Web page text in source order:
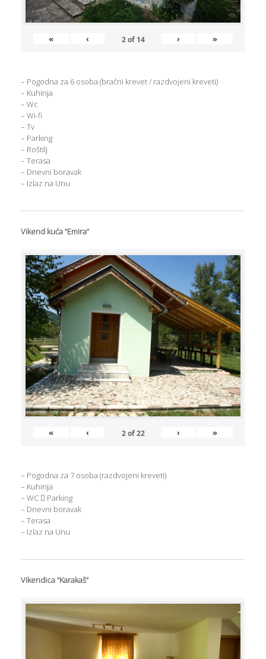
« ‹ 2of 14 › »
– Pogodna za 6 osoba (bračni krevet / razdvojeni kreveti)
– Kuhinja
– Wc
– Wi-fi
– Tv
– Parking
– Roštilj
– Terasa
– Dnevni boravak
– Izlaz na Unu
Vikend kuća “Emira”
« ‹ 2of22 › »
– Pogodna za 7 osoba (razdvojeni kreveti)
– Kuhinja
– WC  Parking
– Dnevni boravak
– Terasa
– Izlaz na Unu
Vikendica “Karakaš”